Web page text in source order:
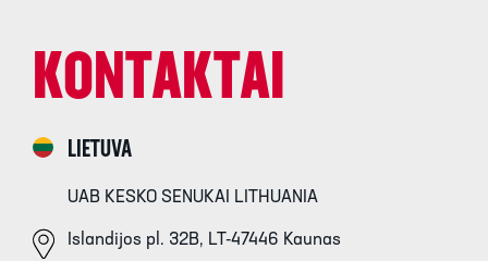
KONTAKTAI
LIETUVA
UAB KESKO SENUKAI LITHUANIA
Islandijos pl. 32B, LT-47446 Kaunas